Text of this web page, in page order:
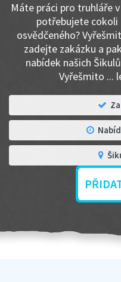
Máte práci pro truhláře
potřebujete cokoli
osvědčeného?
zadejte zakázku a
nabídek našich
Vyřešmito ...